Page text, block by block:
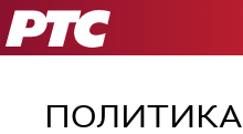
РТС
ПОЛИТИКА